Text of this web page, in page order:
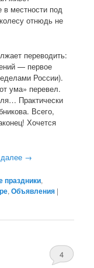
в местности под
отнюдь не
переводить:
— первое
России).
ума» перевел.
Практически
Всего,
Хочется
→
праздники,
,Объявления |
4